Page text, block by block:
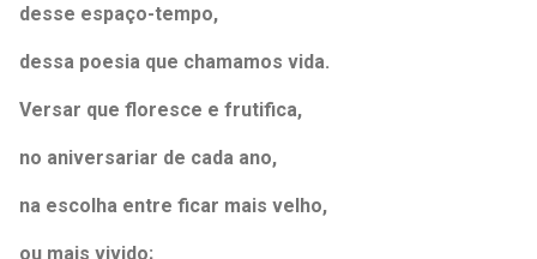
desse espaço-tempo,
dessa poesia que chamamos vida.
Versar que floresce e frutifica,
no aniversariar de cada ano,
na escolha entre ficar mais velho,
ou mais vivido;